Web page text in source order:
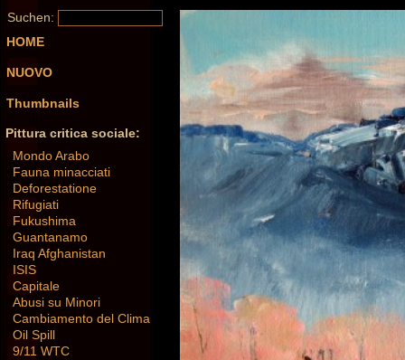
Suchen:
HOME
NUOVO
Thumbnails
Pittura critica sociale:
Mondo Arabo
Fauna minacciati
Deforestatione
Rifugiati
Fukushima
Guantanamo
Iraq Afghanistan
ISIS
Capitale
Abusi su Minori
Cambiamento del Clima
Oil Spill
9/11 WTC